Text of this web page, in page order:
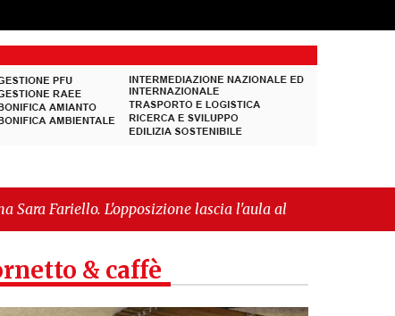
lascia l'aula al momento del voto"
per l’IGP"
& caffè